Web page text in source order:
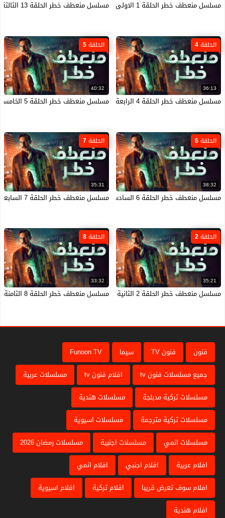
مسلسل منعطف خطر الحلقة 1 الاولى HD مسلسل منعطف خطر الحلقة 13 الثالثة عشر HD
36:13
الحلقة 4
مسلسل منعطف خطر الحلقة 4 الرابعة HD
40:32
الحلقة 5
مسلسل منعطف خطر الحلقة 5 الخامسة HD
38:32
الحلقة 6
مسلسل منعطف خطر الحلقة 6 السادسة HD
35:31
الحلقة 7
مسلسل منعطف خطر الحلقة 7 السابعة HD
35:21
الحلقة 2
مسلسل منعطف خطر الحلقة 2 الثانية HD
33:32
الحلقة 8
مسلسل منعطف خطر الحلقة 8 الثامنة HD
فنون فنون TV سيما
Funoon TV
جميع مسلسلات فنون tv
افلام فنون tv
مسلسلات عربية
مسلسلات تركية مدبلجة
مسلسلات هندية
مسلسلات تركية مترجمة
مسلسلات اسيوية
مسلسلات انمي
مسلسلات اجنبية
مسلسلات رمضان 2026
افلام عربية
افلام اجنبي
افلام انمي
افلام سوف تعرض قريبا
افلام تركية
افلام اسيوية
افلام هندية